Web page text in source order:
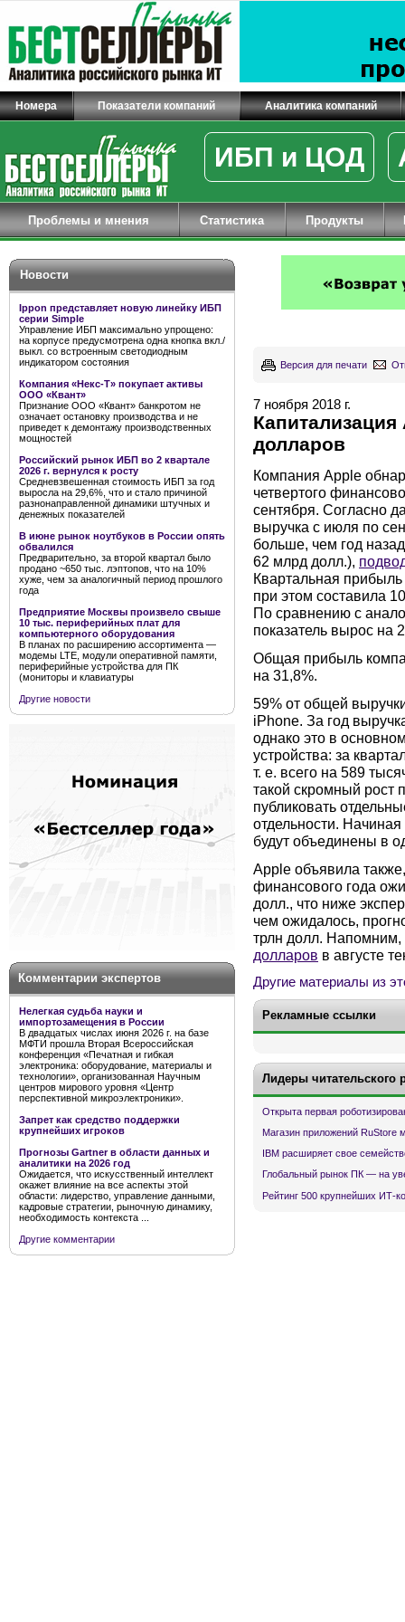
Номера Показатели компаний Аналитика компаний
ИБП и ЦОД
Проблемы и мнения Статистика Продукты
Новости
Ippon представляет новую линейку ИБП
серии Simple
Управление ИБП максимально упрощено:
на корпусе предусмотрена одна кнопка вкл./
выкл. со встроенным светодиодным
индикатором состояния
Компания «Некс-Т» покупает активы
ООО «Квант»
Признание ООО «Квант» банкротом не
означает остановку производства и не
приведет к демонтажу производственных
мощностей
Российский рынок ИБП во 2 квартале
2026 г. вернулся к росту
Средневзвешенная стоимость ИБП за год
выросла на 29,6%, что и стало причиной
разнонаправленной динамики штучных и
денежных показателей
В июне рынок ноутбуков в России опять
обвалился
Предварительно, за второй квартал было
продано ~650 тыс. лэптопов, что на 10%
хуже, чем за аналогичный период прошлого
года
Предприятие Москвы произвело свыше
10 тыс. периферийных плат для
компьютерного оборудования
В планах по расширению ассортимента —
модемы LTE, модули оперативной памяти,
периферийные устройства для ПК
(мониторы и клавиатуры
Другие новости
Комментарии экспертов
Нелегкая судьба науки и
импортозамещения в России
В двадцатых числах июня 2026 г. на базе
МФТИ прошла Вторая Всероссийская
конференция «Печатная и гибкая
электроника: оборудование, материалы и
технологии», организованная Научным
центров мирового уровня «Центр
перспективной микроэлектроники».
Запрет как средство поддержки
крупнейших игроков
Прогнозы Gartner в области данных и
аналитики на 2026 год
Ожидается, что искусственный интеллект
окажет влияние на все аспекты этой
области: лидерство, управление данными,
кадровые стратегии, рыночную динамику,
необходимость контекста ...
Другие комментарии
Версия для печати
7 ноября 2018 г.
долларов
Компания Apple
четвертого
сентября. Согласно
выручка с июля по
больше, чем год
62 млрд долл.),
Квартальная
при этом составила
По сравнению с
показатель вырос на
Общая прибыль
на 31,8%.
59% от общей
iPhone. За год
однако это в
устройства: за
т. е. всего на 589
такой скромный рост
публиковать
отдельности.
будут объединены в
Apple объявила
финансового года
долл., что ниже
чем ожидалось,
трлн долл. Напомним,
долларов в августе
Другие материалы из
Рекламные ссылки
Лидеры читательского
Открыта первая
Магазин приложений RuStore
IBM расширяет свое
Глобальный рынок ПК — на
Рейтинг 500 крупнейших ИТ-